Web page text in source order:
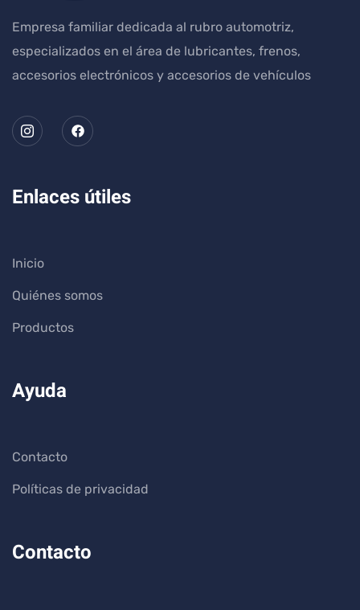
Empresa familiar dedicada al rubro automotriz,
especializados en el área de lubricantes, frenos,
accesorios electrónicos y accesorios de vehículos
Enlaces útiles
Inicio
Quiénes somos
Productos
Ayuda
Contacto
Políticas de privacidad
Contacto